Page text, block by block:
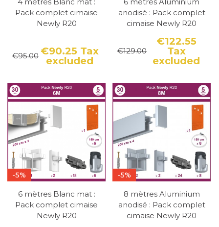
Pack complet cimaise
Newly R20
€90.25 Tax
excluded
Regular price
€95.00
anodisé : Pack complet
cimaise Newly R20
€122.55
Tax
excluded
€129.00
-5%
6 mètres Blanc mat :
Pack complet cimaise
Newly R20
-5%
8 mètres Aluminium
anodisé : Pack complet
cimaise Newly R20